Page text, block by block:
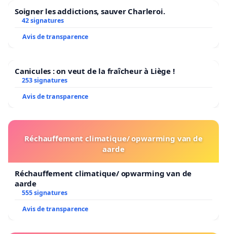
Soigner les addictions, sauver Charleroi.
42 signatures
Avis de transparence
Canicules : on veut de la fraîcheur à Liège !
253 signatures
Avis de transparence
Réchauffement climatique/ opwarming van de
aarde
Réchauffement climatique/ opwarming van de
aarde
555 signatures
Avis de transparence